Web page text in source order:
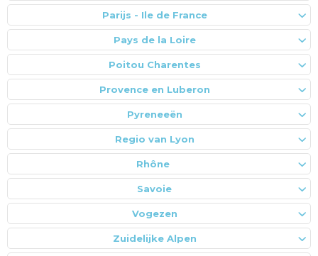
Parijs - Ile de France
Pays de la Loire
Poitou Charentes
Provence en Luberon
Pyreneeën
Regio van Lyon
Rhône
Savoie
Vogezen
Zuidelijke Alpen